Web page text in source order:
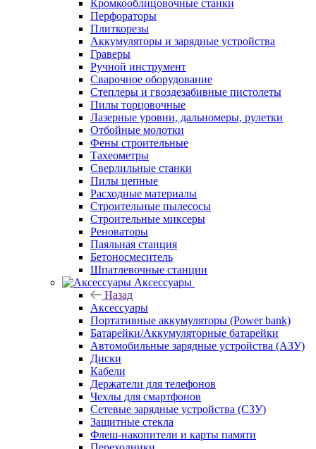
Кромкооблицовочные станки
Перфораторы
Плиткорезы
Аккумуляторы и зарядные устройства
Граверы
Ручной инструмент
Сварочное оборудование
Степлеры и гвоздезабивные пистолеты
Пилы торцовочные
Лазерные уровни, дальномеры, рулетки
Отбойные молотки
Фены строительные
Тахеометры
Сверлильные станки
Пилы цепные
Расходные материалы
Строительные пылесосы
Строительные миксеры
Реноваторы
Паяльная станция
Бетоносмеситель
Шпатлевочные станции
Аксессуары
Назад
Аксессуары
Портативные аккумуляторы (Power bank)
Батарейки/Аккумуляторные батарейки
Автомобильные зарядные устройства (АЗУ)
Диски
Кабели
Держатели для телефонов
Чехлы для смартфонов
Сетевые зарядные устройства (СЗУ)
Защитные стекла
Флеш-накопители и карты памяти